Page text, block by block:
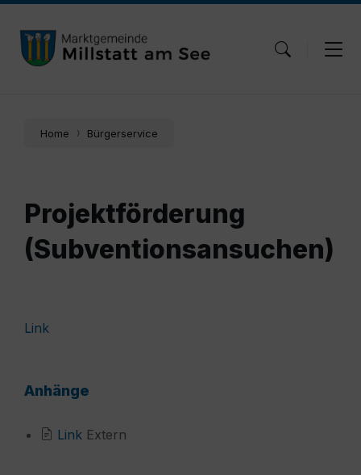
Skip
content
Skip
main
navigation
Skip
footer
Home Bürgerservice
Projektförderung
(Subventionsansuchen)
Link
Anhänge
Link File
Extern